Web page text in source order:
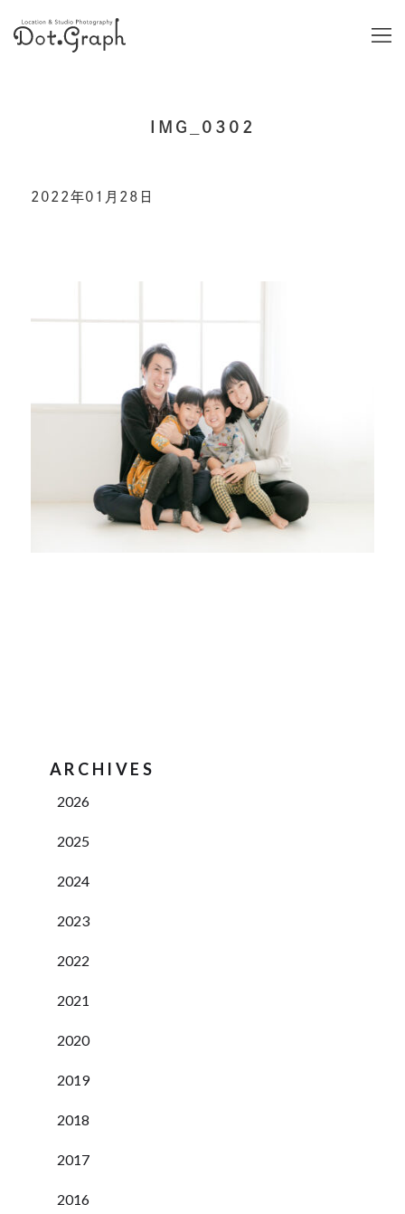
IMG_0302
2022年01月28日
ARCHIVES
2026
2025
2024
2023
2022
2021
2020
2019
2018
2017
2016